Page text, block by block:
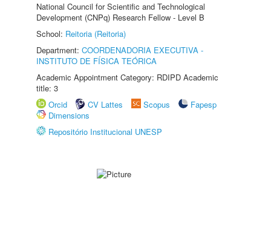
National Council for Scientific and Technological
Development (CNPq) Research Fellow - Level B
School: Reitoria (Reitoria)
Department: COORDENADORIA EXECUTIVA -
INSTITUTO DE FÍSICA TEÓRICA
Academic Appointment Category: RDIPD Academic
title: 3
Orcid
CV Lattes Scopus
Fapesp
Dimensions
Repositório Institucional UNESP